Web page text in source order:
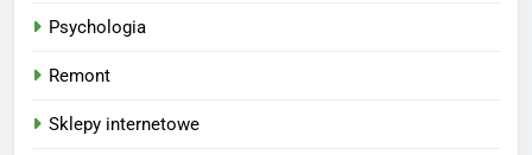
Psychologia
Remont
Sklepy internetowe